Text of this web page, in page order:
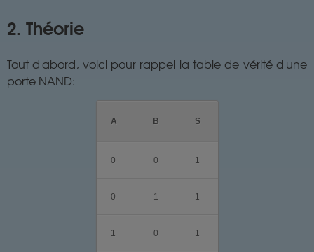
2. Théorie
Tout d'abord, voici pour rappel la table de vérité d'une
porte NAND:
A B S
0 0 1
0 1 1
1 0 1